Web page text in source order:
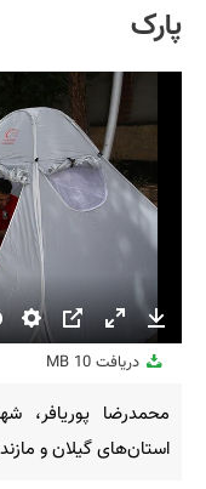
پارک
Settings
PIP
Enter
fullscreen
دریافت 10 MB
استان‌های گیلان و